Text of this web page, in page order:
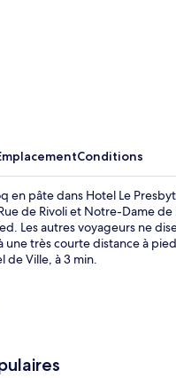
Conditions
en pâte dans Hotel Le
de Rivoli et Notre-Dame
Les autres voyageurs ne
une très courte distance à
de Ville, à 3 min.